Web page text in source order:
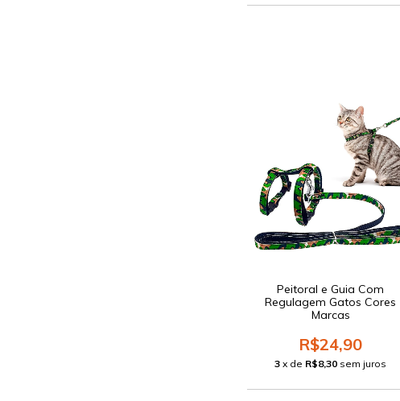
Peitoral e Guia Com
Regulagem Gatos Cores
Marcas
R$24,90
3 x de R$8,30 sem juros